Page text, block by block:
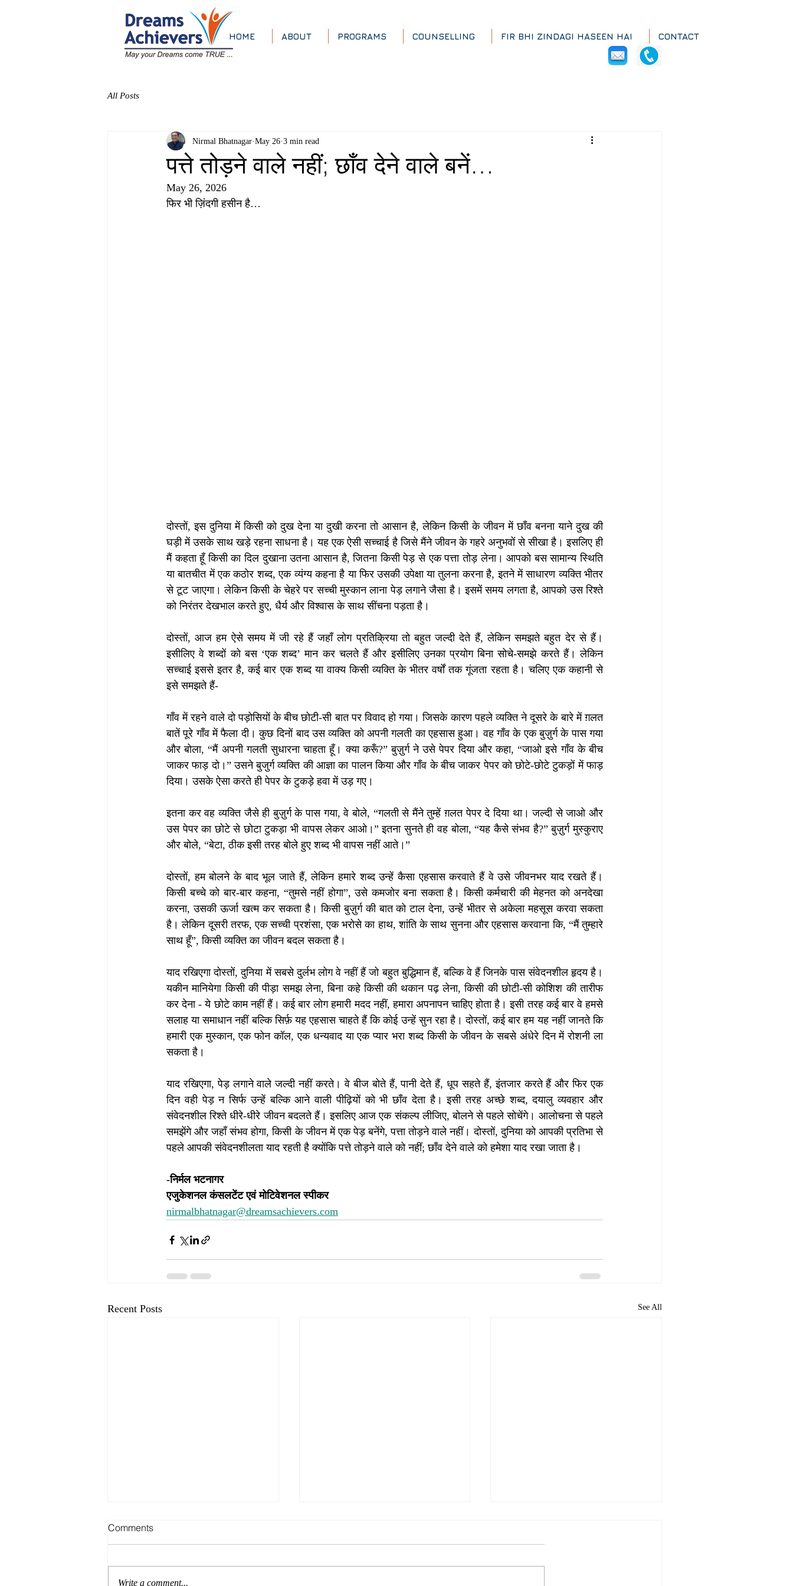
HOME ABOUT PROGRAMS COUNSELLING FIR BHI ZINDAGI HASEEN HAI CONTACT
All Posts
पत्ते तोड़ने वाले नहीं; छाँव देने वाले बनें…
Nirmal Bhatnagar May 26 3 min read
May 26, 2026
फिर भी ज़िंदगी हसीन है…
दोस्तों, इस दुनिया में किसी को दुख देना या दुखी करना तो आसान है, लेकिन किसी के जीवन में छाँव बनना याने दुख की
घड़ी में उसके साथ खड़े रहना साधना है। यह एक ऐसी सच्चाई है जिसे मैंने जीवन के गहरे अनुभवों से सीखा है। इसलिए ही
मैं कहता हूँ किसी का दिल दुखाना उतना आसान है, जितना किसी पेड़ से एक पत्ता तोड़ लेना। आपको बस सामान्य स्थिति
या बातचीत में एक कठोर शब्द, एक व्यंग्य कहना है या फिर उसकी उपेक्षा या तुलना करना है, इतने में साधारण व्यक्ति भीतर
से टूट जाएगा। लेकिन किसी के चेहरे पर सच्ची मुस्कान लाना पेड़ लगाने जैसा है। इसमें समय लगता है, आपको उस रिश्ते
को निरंतर देखभाल करते हुए, धैर्य और विश्वास के साथ सींचना पड़ता है।
दोस्तों, आज हम ऐसे समय में जी रहे हैं जहाँ लोग प्रतिक्रिया तो बहुत जल्दी देते हैं, लेकिन समझते बहुत देर से हैं।
इसीलिए वे शब्दों को बस ‘एक शब्द’ मान कर चलते हैं और इसीलिए उनका प्रयोग बिना सोचे-समझे करते हैं। लेकिन
सच्चाई इससे इतर है, कई बार एक शब्द या वाक्य किसी व्यक्ति के भीतर वर्षों तक गूंजता रहता है। चलिए एक कहानी से
इसे समझते हैं-
गाँव में रहने वाले दो पड़ोसियों के बीच छोटी-सी बात पर विवाद हो गया। जिसके कारण पहले व्यक्ति ने दूसरे के बारे में ग़लत
बातें पूरे गाँव में फैला दी। कुछ दिनों बाद उस व्यक्ति को अपनी गलती का एहसास हुआ। वह गाँव के एक बुज़ुर्ग के पास गया
और बोला, “मैं अपनी गलती सुधारना चाहता हूँ। क्या करूँ?” बुज़ुर्ग ने उसे पेपर दिया और कहा, “जाओ इसे गाँव के बीच
जाकर फाड़ दो।” उसने बुजुर्ग व्यक्ति की आज्ञा का पालन किया और गाँव के बीच जाकर पेपर को छोटे-छोटे टुकड़ों में फाड़
दिया। उसके ऐसा करते ही पेपर के टुकड़े हवा में उड़ गए।
इतना कर वह व्यक्ति जैसे ही बुज़ुर्ग के पास गया, वे बोले, “गलती से मैंने तुम्हें ग़लत पेपर दे दिया था। जल्दी से जाओ और
उस पेपर का छोटे से छोटा टुकड़ा भी वापस लेकर आओ।” इतना सुनते ही वह बोला, “यह कैसे संभव है?” बुज़ुर्ग मुस्कुराए
और बोले, “बेटा, ठीक इसी तरह बोले हुए शब्द भी वापस नहीं आते।”
दोस्तों, हम बोलने के बाद भूल जाते हैं, लेकिन हमारे शब्द उन्हें कैसा एहसास करवाते हैं वे उसे जीवनभर याद रखते हैं।
किसी बच्चे को बार-बार कहना, “तुमसे नहीं होगा”, उसे कमजोर बना सकता है। किसी कर्मचारी की मेहनत को अनदेखा
करना, उसकी ऊर्जा खत्म कर सकता है। किसी बुज़ुर्ग की बात को टाल देना, उन्हें भीतर से अकेला महसूस करवा सकता
है। लेकिन दूसरी तरफ, एक सच्ची प्रशंसा, एक भरोसे का हाथ, शांति के साथ सुनना और एहसास करवाना कि, “मैं तुम्हारे
साथ हूँ”, किसी व्यक्ति का जीवन बदल सकता है।
याद रखिएगा दोस्तों, दुनिया में सबसे दुर्लभ लोग वे नहीं हैं जो बहुत बुद्धिमान हैं, बल्कि वे हैं जिनके पास संवेदनशील हृदय है।
यकीन मानियेगा किसी की पीड़ा समझ लेना, बिना कहे किसी की थकान पढ़ लेना, किसी की छोटी-सी कोशिश की तारीफ
कर देना - ये छोटे काम नहीं हैं। कई बार लोग हमारी मदद नहीं, हमारा अपनापन चाहिए होता है। इसी तरह कई बार वे हमसे
सलाह या समाधान नहीं बल्कि सिर्फ़ यह एहसास चाहते हैं कि कोई उन्हें सुन रहा है। दोस्तों, कई बार हम यह नहीं जानते कि
हमारी एक मुस्कान, एक फोन कॉल, एक धन्यवाद या एक प्यार भरा शब्द किसी के जीवन के सबसे अंधेरे दिन में रोशनी ला
सकता है।
याद रखिएगा, पेड़ लगाने वाले जल्दी नहीं करते। वे बीज बोते हैं, पानी देते हैं, धूप सहते हैं, इंतजार करते हैं और फिर एक
दिन वही पेड़ न सिर्फ उन्हें बल्कि आने वाली पीढ़ियों को भी छाँव देता है। इसी तरह अच्छे शब्द, दयालु व्यवहार और
संवेदनशील रिश्ते धीरे-धीरे जीवन बदलते हैं। इसलिए आज एक संकल्प लीजिए, बोलने से पहले सोचेंगे। आलोचना से पहले
समझेंगे और जहाँ संभव होगा, किसी के जीवन में एक पेड़ बनेंगे, पत्ता तोड़ने वाले नहीं। दोस्तों, दुनिया को आपकी प्रतिभा से
पहले आपकी संवेदनशीलता याद रहती है क्योंकि पत्ते तोड़ने वाले को नहीं; छाँव देने वाले को हमेशा याद रखा जाता है।
-निर्मल भटनागर
एजुकेशनल कंसलटेंट एवं मोटिवेशनल स्पीकर
nirmalbhatnagar@dreamsachievers.com
Recent Posts See All
Comments
Write a comment...